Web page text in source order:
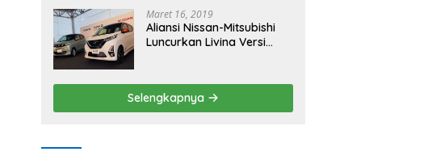
Maret 16, 2019
Aliansi Nissan-Mitsubishi
Luncurkan Livina Versi
Selengkapnya